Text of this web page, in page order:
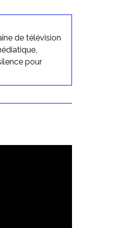
de télévision
pour